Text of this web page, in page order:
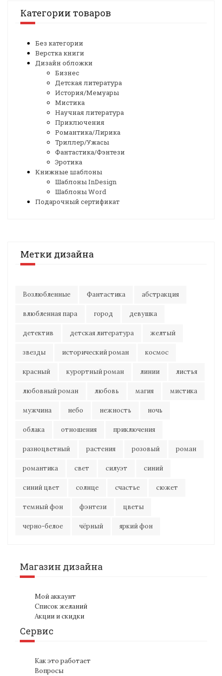
Категории товаров
Без категории
Верстка книги
Дизайн обложки
Бизнес
Детская литература
История/Мемуары
Мистика
Научная литература
Приключения
Романтика/Лирика
Триллер/Ужасы
Фантастика/Фэнтези
Эротика
Книжные шаблоны
Шаблоны InDesign
Шаблоны Word
Подарочный сертификат
Метки дизайна
Возлюбленные Фантастика абстракция
влюбленная пара город девушка
детектив детская литература желтый
звезды исторический роман космос
красный курортный роман линии листья
любовный роман любовь магия мистика
мужчина небо нежность ночь
облака отношения приключения
разноцветный растения розовый роман
романтика свет силуэт синий
синий цвет солнце счастье сюжет
темный фон фэнтези цветы
черно-белое чёрный яркий фон
Магазин дизайна
Мой аккаунт
Список желаний
Акции и скидки
Сервис
Как это работает
Вопросы